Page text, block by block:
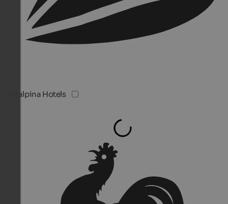
Vitalpina Hotels